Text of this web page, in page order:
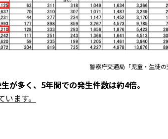
警察庁交通局「児童・生徒
が多く、5年間での発生件数は約4倍。
ます。